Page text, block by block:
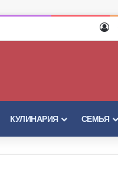
КУЛИНАРИЯ СЕМЬЯ